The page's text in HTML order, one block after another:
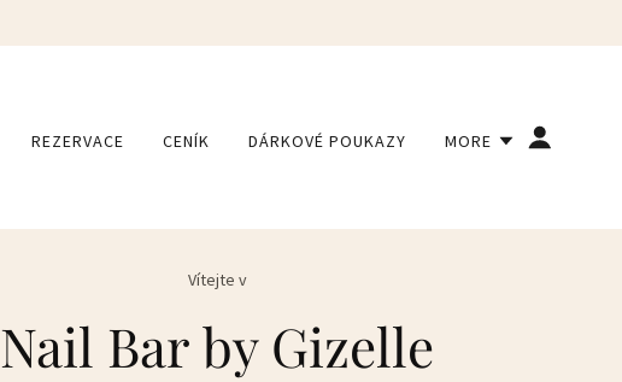
REZERVACE CENÍK DÁRKOVÉ POUKAZY MORE
Vítejte v
Nail Bar by Gizelle